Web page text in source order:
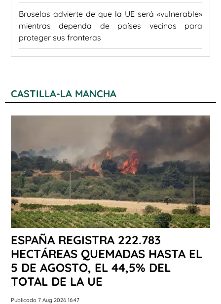
Bruselas advierte de que la UE será «vulnerable»
mientras dependa de países vecinos para
proteger sus fronteras
CASTILLA-LA MANCHA
ESPAÑA REGISTRA 222.783
HECTÁREAS QUEMADAS HASTA EL
5 DE AGOSTO, EL 44,5% DEL
TOTAL DE LA UE
Publicado 7 Aug 2026 16:47